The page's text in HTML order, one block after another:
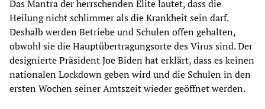
Das Mantra der herrschenden Elite lautet, dass die
Heilung nicht schlimmer als die Krankheit sein darf.
Deshalb werden Betriebe und Schulen offen gehalten,
obwohl sie die Hauptübertragungsorte des Virus sind. Der
designierte Präsident Joe Biden hat erklärt, dass es keinen
nationalen Lockdown geben wird und die Schulen in den
ersten Wochen seiner Amtszeit wieder geöffnet werden.